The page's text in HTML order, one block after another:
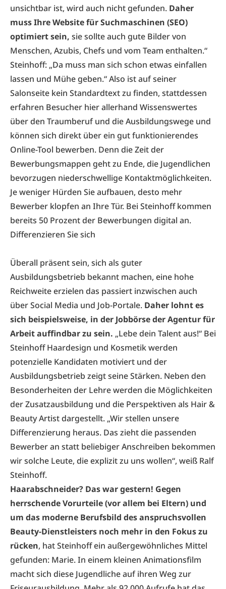
unsichtbar ist, wird auch nicht gefunden. Daher
muss Ihre Website für Suchmaschinen (SEO)
optimiert sein, sie sollte auch gute Bilder von
Menschen, Azubis, Chefs und vom Team enthalten.“
Steinhoff: „Da muss man sich schon etwas einfallen
lassen und Mühe geben.“ Also ist auf seiner
Salonseite kein Standardtext zu finden, stattdessen
erfahren Besucher hier allerhand Wissenswertes
über den Traumberuf und die Ausbildungswege und
können sich direkt über ein gut funktionierendes
Online-Tool bewerben. Denn die Zeit der
Bewerbungsmappen geht zu Ende, die Jugendlichen
bevorzugen niederschwellige Kontaktmöglichkeiten.
Je weniger Hürden Sie aufbauen, desto mehr
Bewerber klopfen an Ihre Tür. Bei Steinhoff kommen
bereits 50 Prozent der Bewerbungen digital an.
Differenzieren Sie sich
Überall präsent sein, sich als guter
Ausbildungsbetrieb bekannt machen, eine hohe
Reichweite erzielen das passiert inzwischen auch
über Social Media und Job-Portale. Daher lohnt es
sich beispielsweise, in der Jobbörse der Agentur für
Arbeit auffindbar zu sein. „Lebe dein Talent aus!“ Bei
Steinhoff Haardesign und Kosmetik werden
potenzielle Kandidaten motiviert und der
Ausbildungsbetrieb zeigt seine Stärken. Neben den
Besonderheiten der Lehre werden die Möglichkeiten
der Zusatzausbildung und die Perspektiven als Hair &
Beauty Artist dargestellt. „Wir stellen unsere
Differenzierung heraus. Das zieht die passenden
Bewerber an statt beliebiger Anschreiben bekommen
wir solche Leute, die explizit zu uns wollen“, weiß Ralf
Steinhoff.
Haarabschneider? Das war gestern! Gegen
herrschende Vorurteile (vor allem bei Eltern) und
um das moderne Berufsbild des anspruchsvollen
Beauty-Dienstleisters noch mehr in den Fokus zu
rücken, hat Steinhoff ein außergewöhnliches Mittel
gefunden: Marie. In einem kleinen Animationsfilm
macht sich diese Jugendliche auf ihren Weg zur